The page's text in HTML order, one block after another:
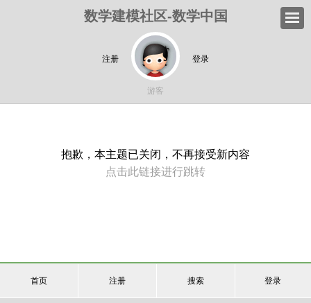
数学建模社区-数学中国
注册 登录
游客
抱歉，本主题已关闭，不再接受新内容
点击此链接进行跳转
首页 注册 搜索 登录